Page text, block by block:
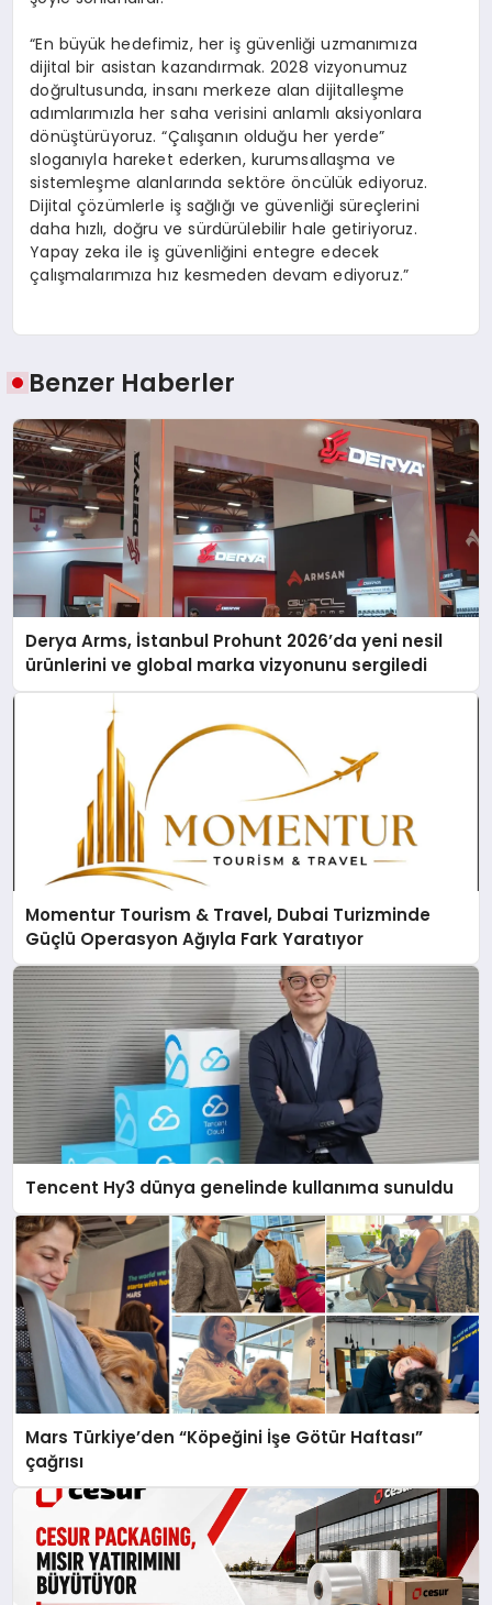
“En büyük hedefimiz, her iş güvenliği uzmanımıza
dijital bir asistan kazandırmak. 2028 vizyonumuz
doğrultusunda, insanı merkeze alan dijitalleşme
adımlarımızla her saha verisini anlamlı aksiyonlara
dönüştürüyoruz. “Çalışanın olduğu her yerde”
sloganıyla hareket ederken, kurumsallaşma ve
sistemleşme alanlarında sektöre öncülük ediyoruz.
Dijital çözümlerle iş sağlığı ve güvenliği süreçlerini
daha hızlı, doğru ve sürdürülebilir hale getiriyoruz.
Yapay zeka ile iş güvenliğini entegre edecek
çalışmalarımıza hız kesmeden devam ediyoruz.”
Benzer Haberler
Derya Arms, İstanbul Prohunt 2026’da yeni nesil
ürünlerini ve global marka vizyonunu sergiledi
Momentur Tourism & Travel, Dubai Turizminde
Güçlü Operasyon Ağıyla Fark Yaratıyor
Tencent Hy3 dünya genelinde kullanıma sunuldu
Mars Türkiye’den “Köpeğini İşe Götür Haftası”
çağrısı